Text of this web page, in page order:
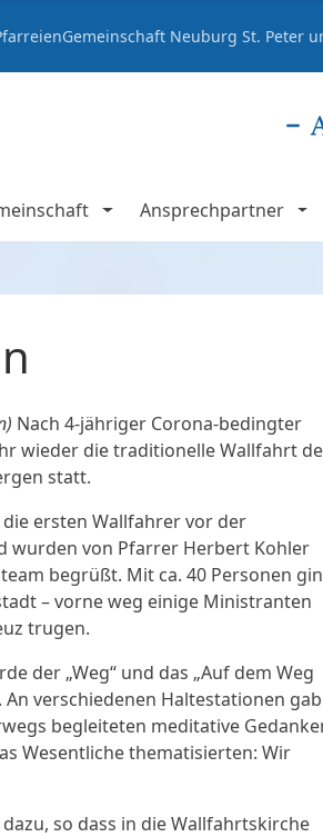
Neuburg St. Peter
Ansprechpartner
Nach 4-jähriger Corona-bedingter
wieder die traditionelle Wallfahrt
statt.
ersten Wallfahrer vor der
wurden von Pfarrer Herbert Kohler
begrüßt. Mit ca. 40 Personen
– vorne weg einige Ministranten
trugen.
der „Weg“ und das „Auf dem Weg
An verschiedenen Haltestationen gab
begleiteten meditative
Wesentliche thematisierten: Wir
so dass in die Wallfahrtskirche